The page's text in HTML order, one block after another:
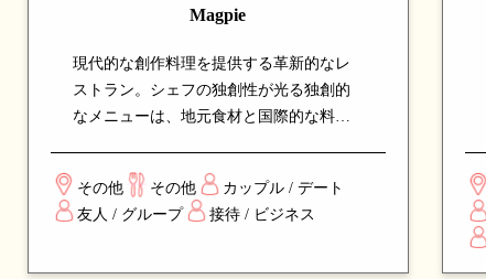
Magpie
現代的な創作料理を提供する革新的なレ
ストラン。シェフの独創性が光る独創的
なメニューは、地元食材と国際的な料理
エレガントな空間で楽しむ、新しい味の
発見と贅沢な体験を求める食通から高い
評価を得ている、注目のダイニングスポ
その他 その他
カップル / デート
友人 / グループ
接待 / ビジネス